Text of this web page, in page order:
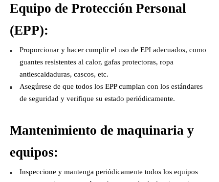
Equipo de Protección Personal
(EPP):
Proporcionar y hacer cumplir el uso de EPI adecuados, como
guantes resistentes al calor, gafas protectoras, ropa
antiescaldaduras, cascos, etc.
Asegúrese de que todos los EPP cumplan con los estándares
de seguridad y verifique su estado periódicamente.
Mantenimiento de maquinaria y
equipos:
Inspeccione y mantenga periódicamente todos los equipos